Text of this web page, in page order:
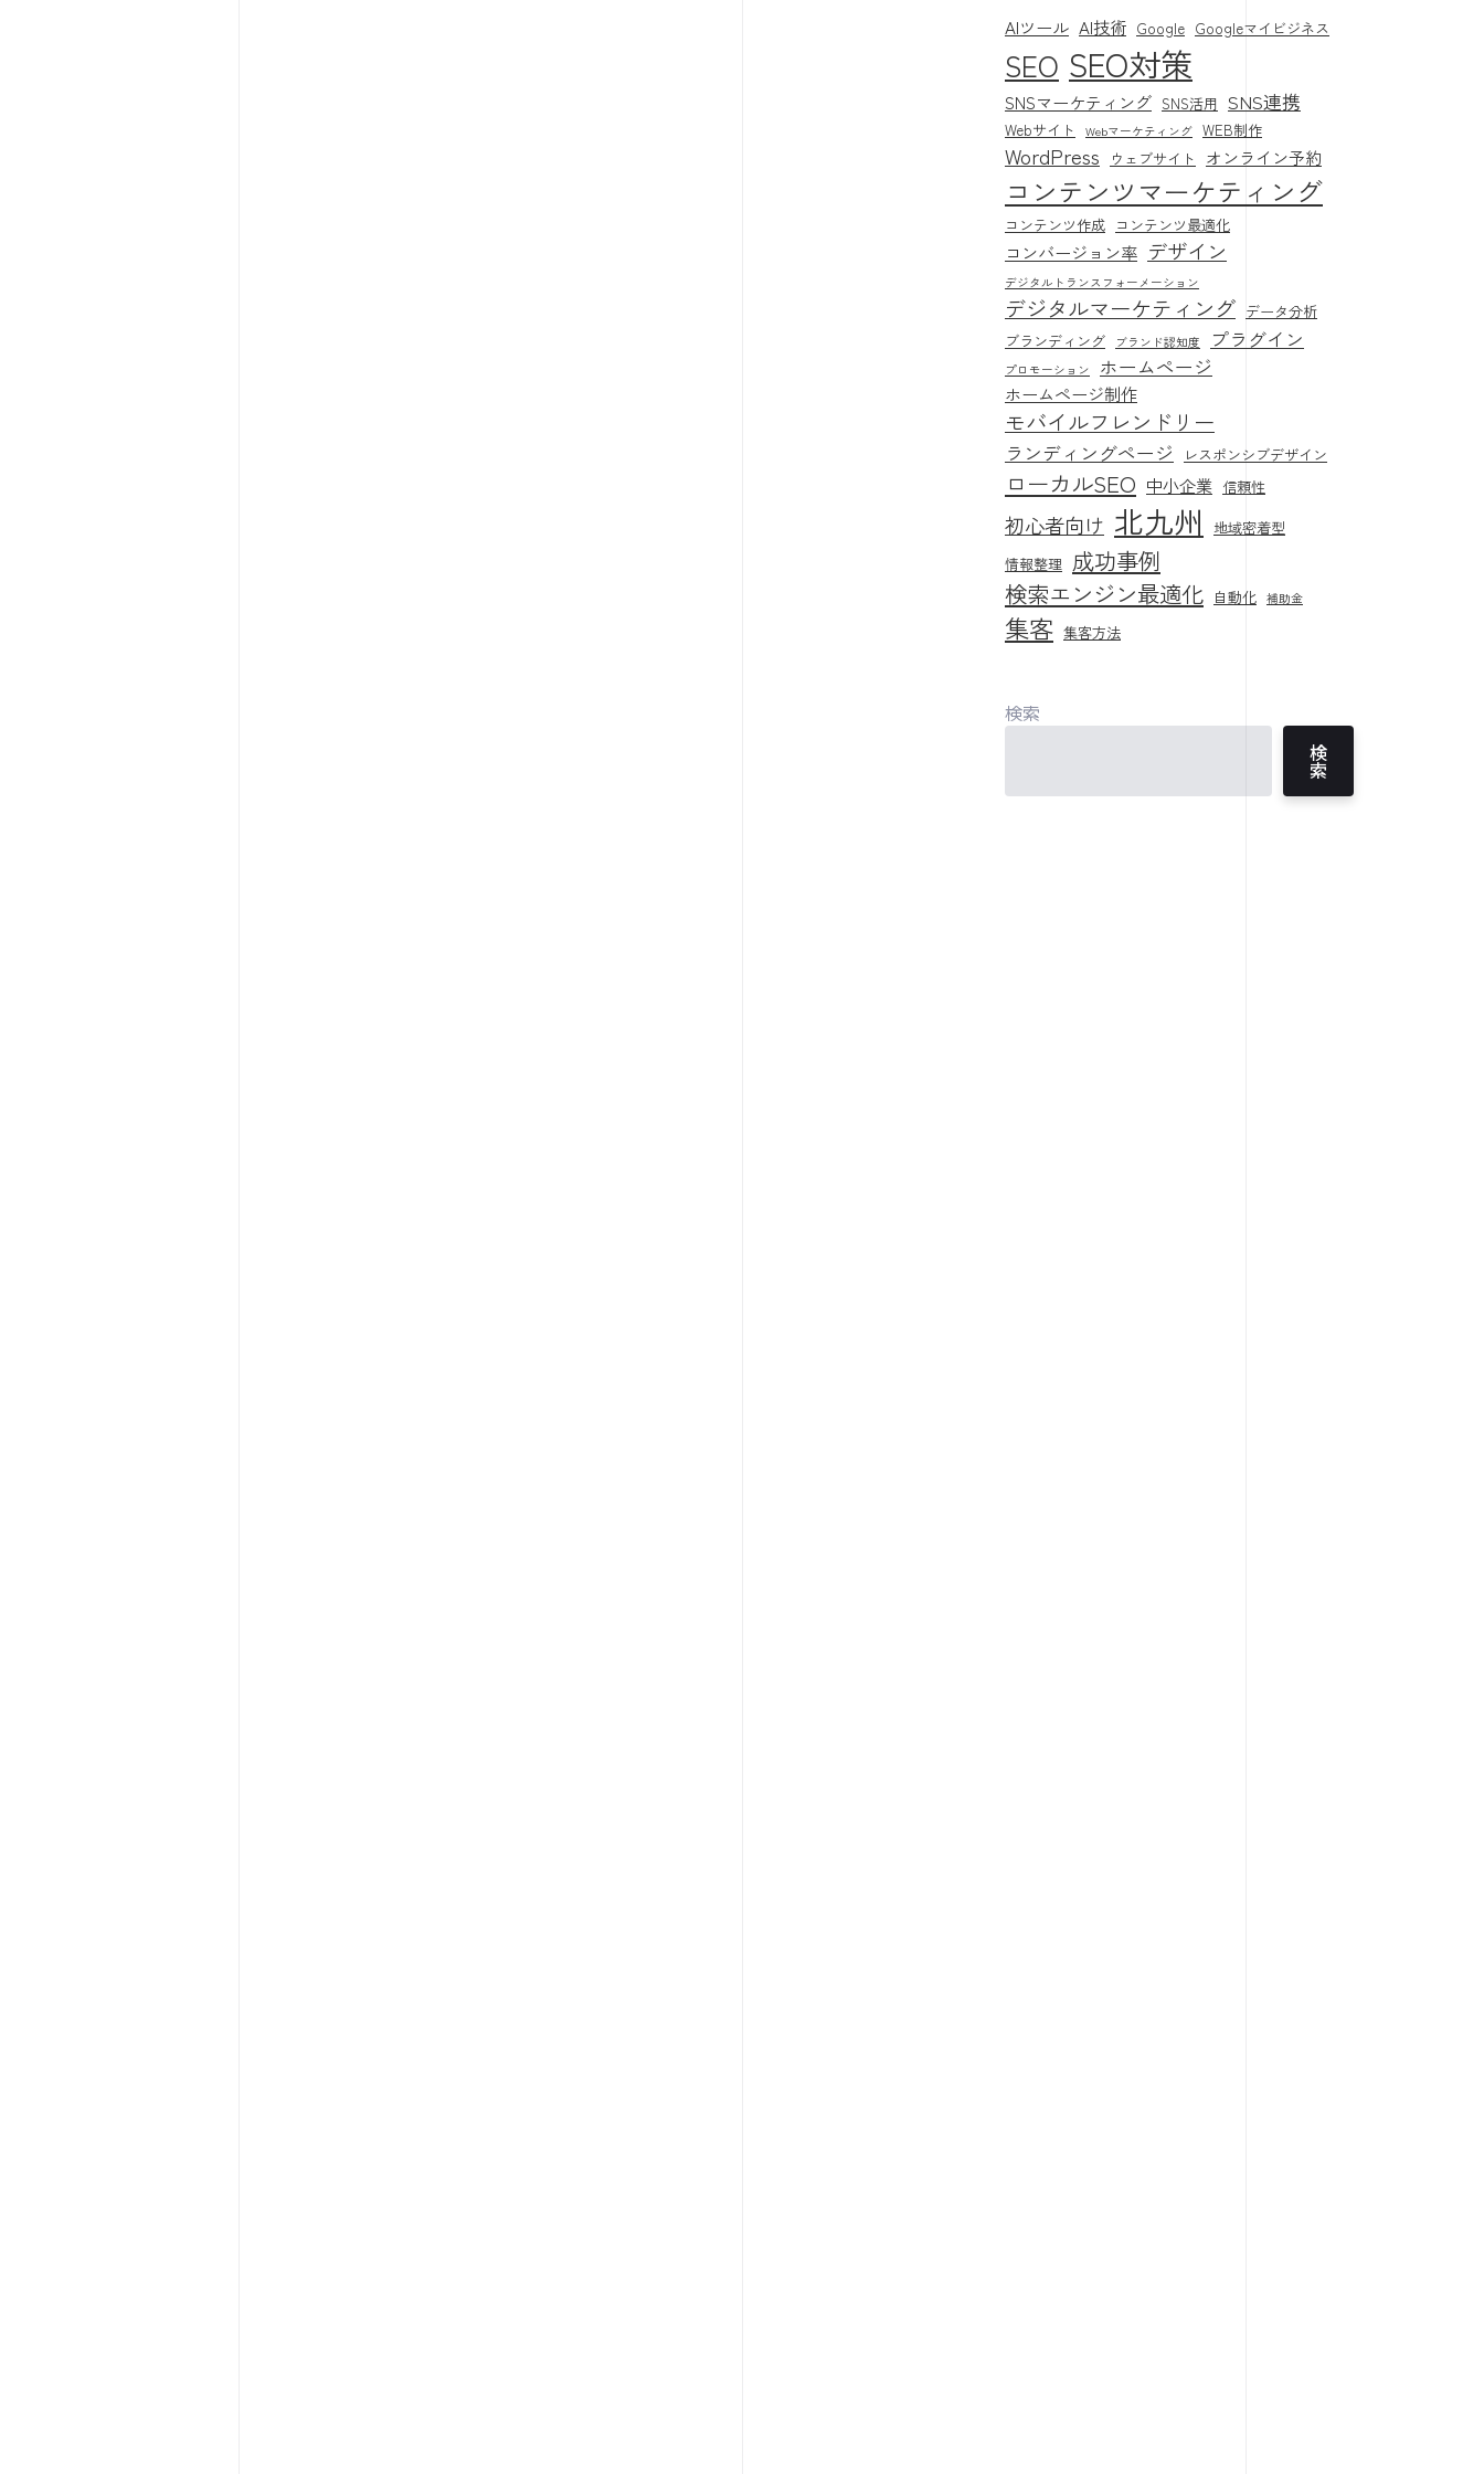
AIツール AI技術 Google Googleマイビジネス
SEO SEO対策
SNSマーケティング SNS活用 SNS連携
Webサイト Webマーケティング WEB制作
WordPress ウェブサイト オンライン予約
コンテンツマーケティング
コンテンツ作成 コンテンツ最適化
コンバージョン率 デザイン
デジタルトランスフォーメーション
デジタルマーケティング データ分析
ブランディング
ブランド認知度 プラグイン
プロモーション ホームページ
ホームページ制作
モバイルフレンドリー
ランディングページ レスポンシブデザイン
ローカルSEO 中小企業 信頼性
初心者向け 北九州
地域密着型
情報整理 成功事例
検索エンジン最適化 自動化 補助金
集客 集客方法
検索
検
索